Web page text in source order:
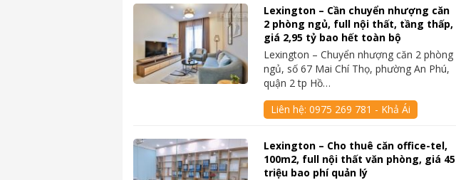
Lexington – Cần chuyển nhượng căn
2 phòng ngủ, full nội thất, tầng thấp,
giá 2,95 tỷ bao hết toàn bộ
Lexington – Chuyển nhượng căn 2 phòng
ngủ, số 67 Mai Chí Thọ, phường An Phú,
quận 2 tp Hồ…
Liên hệ:0975 269 781 - Khả Ái
Lexington – Cho thuê căn office-tel,
100m2, full nội thất văn phòng, giá 45
triệu bao phí quản lý